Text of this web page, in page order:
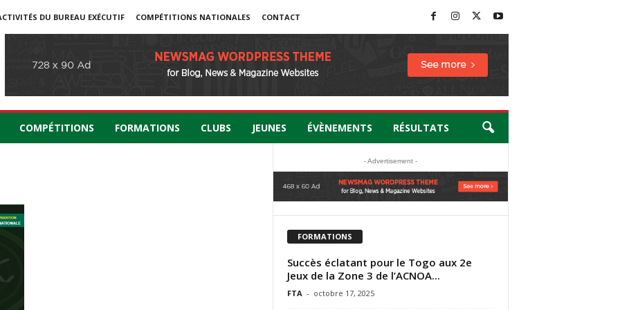
DU BUREAU EXÉCUTIF COMPÉTITIONS NATIONALES
CONTACT
COMPÉTITIONS FORMATIONS CLUBS JEUNES ÉVÈNEMENTS RÉSULTATS
- Advertisement -
FORMATIONS
Succès éclatant pour le Togo aux 2e
Jeux de la Zone 3 de l’ACNOA...
FTA - octobre 17, 2025